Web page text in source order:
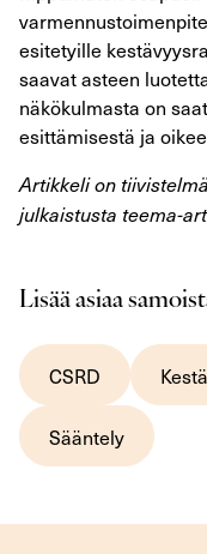
esitetyille
saavat asteen
näkökulmasta on
esittämisestä ja
Artikkeli on tiivistelmä
julkaistusta teema-
Lisää asiaa
CSRD
Sääntely